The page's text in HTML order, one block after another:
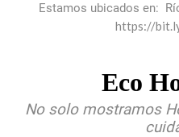
Estamos ubicados en:
https://
Eco
No solo mostramos